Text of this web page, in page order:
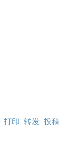
打印 转发 投稿